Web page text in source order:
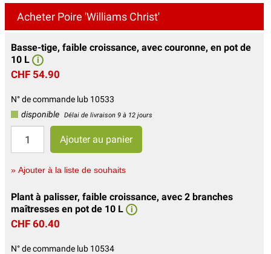
Acheter Poire 'Williams Christ'
Basse-tige, faible croissance, avec couronne, en pot de
10 L
i
CHF 54.90
N° de commande lub 10533
disponible
Délai de livraison 9 à 12 jours
» Ajouter à la liste de souhaits
Plant à palisser, faible croissance, avec 2 branches
maîtresses en pot de 10 L
i
CHF 60.40
N° de commande lub 10534